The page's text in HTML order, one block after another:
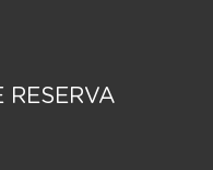
RESERVA